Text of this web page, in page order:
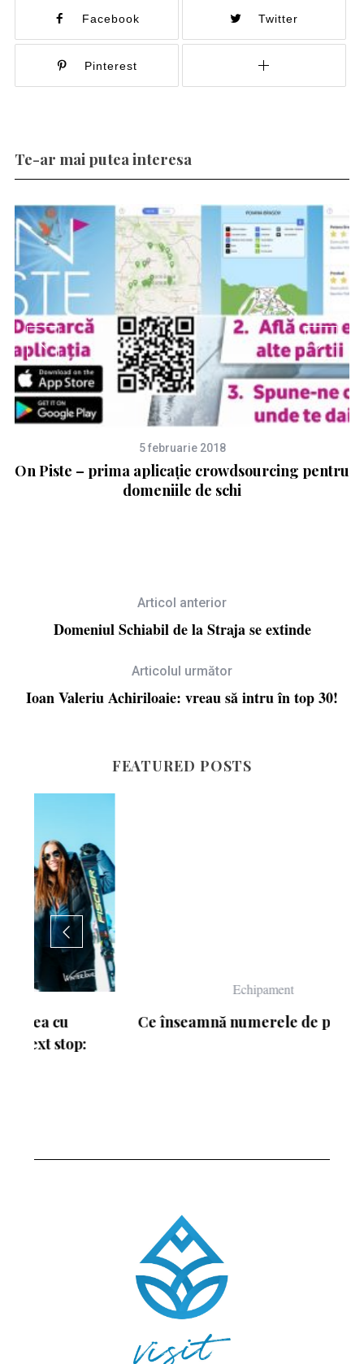
Facebook Twitter
Pinterest
Te-ar mai putea interesa
5 februarie 2018
On Piste – prima aplicație crowdsourcing pentru
domeniile de schi
Articol anterior
Domeniul Schiabil de la Straja se extinde
Articolul următor
Ioan Valeriu Achiriloaie: vreau să intru în top 30!
FEATURED POSTS
Ce înseamnă numerele de pe schiuri